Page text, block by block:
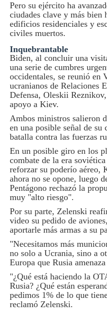
Pero su ejército ha
ciudades clave y más bien
edificios residenciales y
civiles muertos.
Inquebrantable
Biden, al concluir una
una serie de cumbres
occidentales, se reunió en
ucranianos de Relaciones
Defensa, Oleskii
apoyo a Kiev.
Ambos ministros salieron
en una posible señal de su
batalla contra las fuerzas
En un posible giro en los
combate de la era
reforzar su poderío aéreo,
ahora no se opone, luego
Pentágono rechazó la
muy "alto riesgo".
Por su parte, Zelenski
video su pedido de
aportarle más armas a su
"Necesitamos más
no solo a Ucrania, sino a
Europa que Rusia
"¿Qué está haciendo la
Rusia? ¿Qué están
pedimos 1% de lo que
reclamó Zelenski.